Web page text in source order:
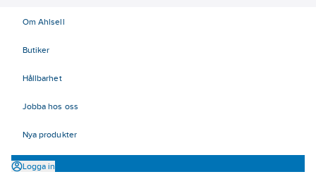
Om Ahlsell
Butiker
Hållbarhet
Jobba hos oss
Nya produkter
Logga in